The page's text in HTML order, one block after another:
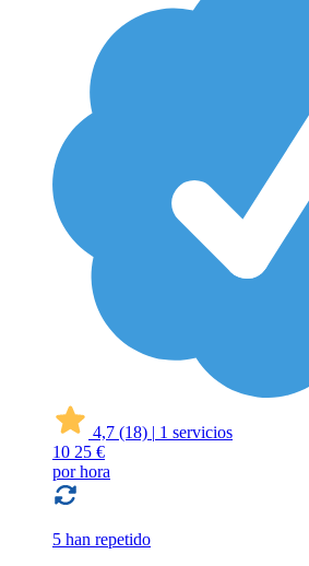
4,7 (18) | 1 servicios
10 25 €
por hora
5 han repetido